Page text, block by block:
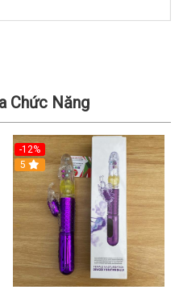
Chức Năng
-12%
5